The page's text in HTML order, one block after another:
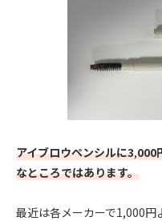
アイブロウペンシルに3,000
なところではあります。
最近は各メーカーで1,000円